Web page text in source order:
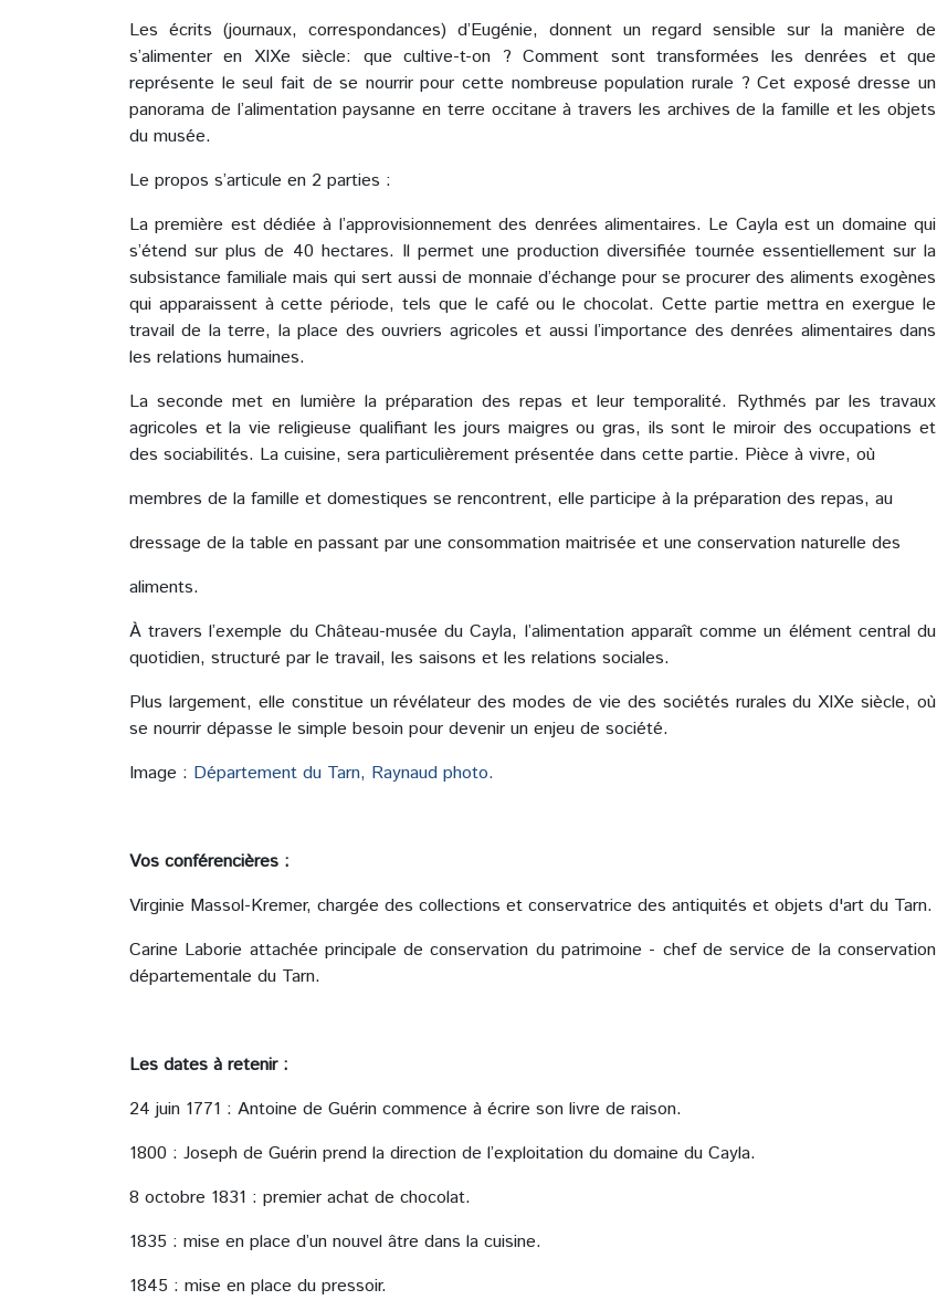
Les écrits (journaux, correspondances) d’Eugénie, donnent un regard sensible sur la manière de
s’alimenter en XIXe siècle: que cultive-t-on ? Comment sont transformées les denrées et que
représente le seul fait de se nourrir pour cette nombreuse population rurale ? Cet exposé dresse un
panorama de l’alimentation paysanne en terre occitane à travers les archives de la famille et les objets
du musée.
Le propos s’articule en 2 parties :
La première est dédiée à l’approvisionnement des denrées alimentaires. Le Cayla est un domaine qui
s’étend sur plus de 40 hectares. Il permet une production diversifiée tournée essentiellement sur la
subsistance familiale mais qui sert aussi de monnaie d’échange pour se procurer des aliments exogènes
qui apparaissent à cette période, tels que le café ou le chocolat. Cette partie mettra en exergue le
travail de la terre, la place des ouvriers agricoles et aussi l’importance des denrées alimentaires dans
les relations humaines.
La seconde met en lumière la préparation des repas et leur temporalité. Rythmés par les travaux
agricoles et la vie religieuse qualifiant les jours maigres ou gras, ils sont le miroir des occupations et
des sociabilités. La cuisine, sera particulièrement présentée dans cette partie. Pièce à vivre, où
membres de la famille et domestiques se rencontrent, elle participe à la préparation des repas, au
dressage de la table en passant par une consommation maitrisée et une conservation naturelle des
aliments.
À travers l’exemple du Château-musée du Cayla, l’alimentation apparaît comme un élément central du
quotidien, structuré par le travail, les saisons et les relations sociales.
Plus largement, elle constitue un révélateur des modes de vie des sociétés rurales du XIXe siècle, où
se nourrir dépasse le simple besoin pour devenir un enjeu de société.
Image : Département du Tarn, Raynaud photo.
Vos conférencières :
Virginie Massol-Kremer, chargée des collections et conservatrice des antiquités et objets d'art du Tarn.
Carine Laborie attachée principale de conservation du patrimoine - chef de service de la conservation
départementale du Tarn.
Les dates à retenir :
24 juin 1771 : Antoine de Guérin commence à écrire son livre de raison.
1800 : Joseph de Guérin prend la direction de l’exploitation du domaine du Cayla.
8 octobre 1831 : premier achat de chocolat.
1835 : mise en place d’un nouvel âtre dans la cuisine.
1845 : mise en place du pressoir.